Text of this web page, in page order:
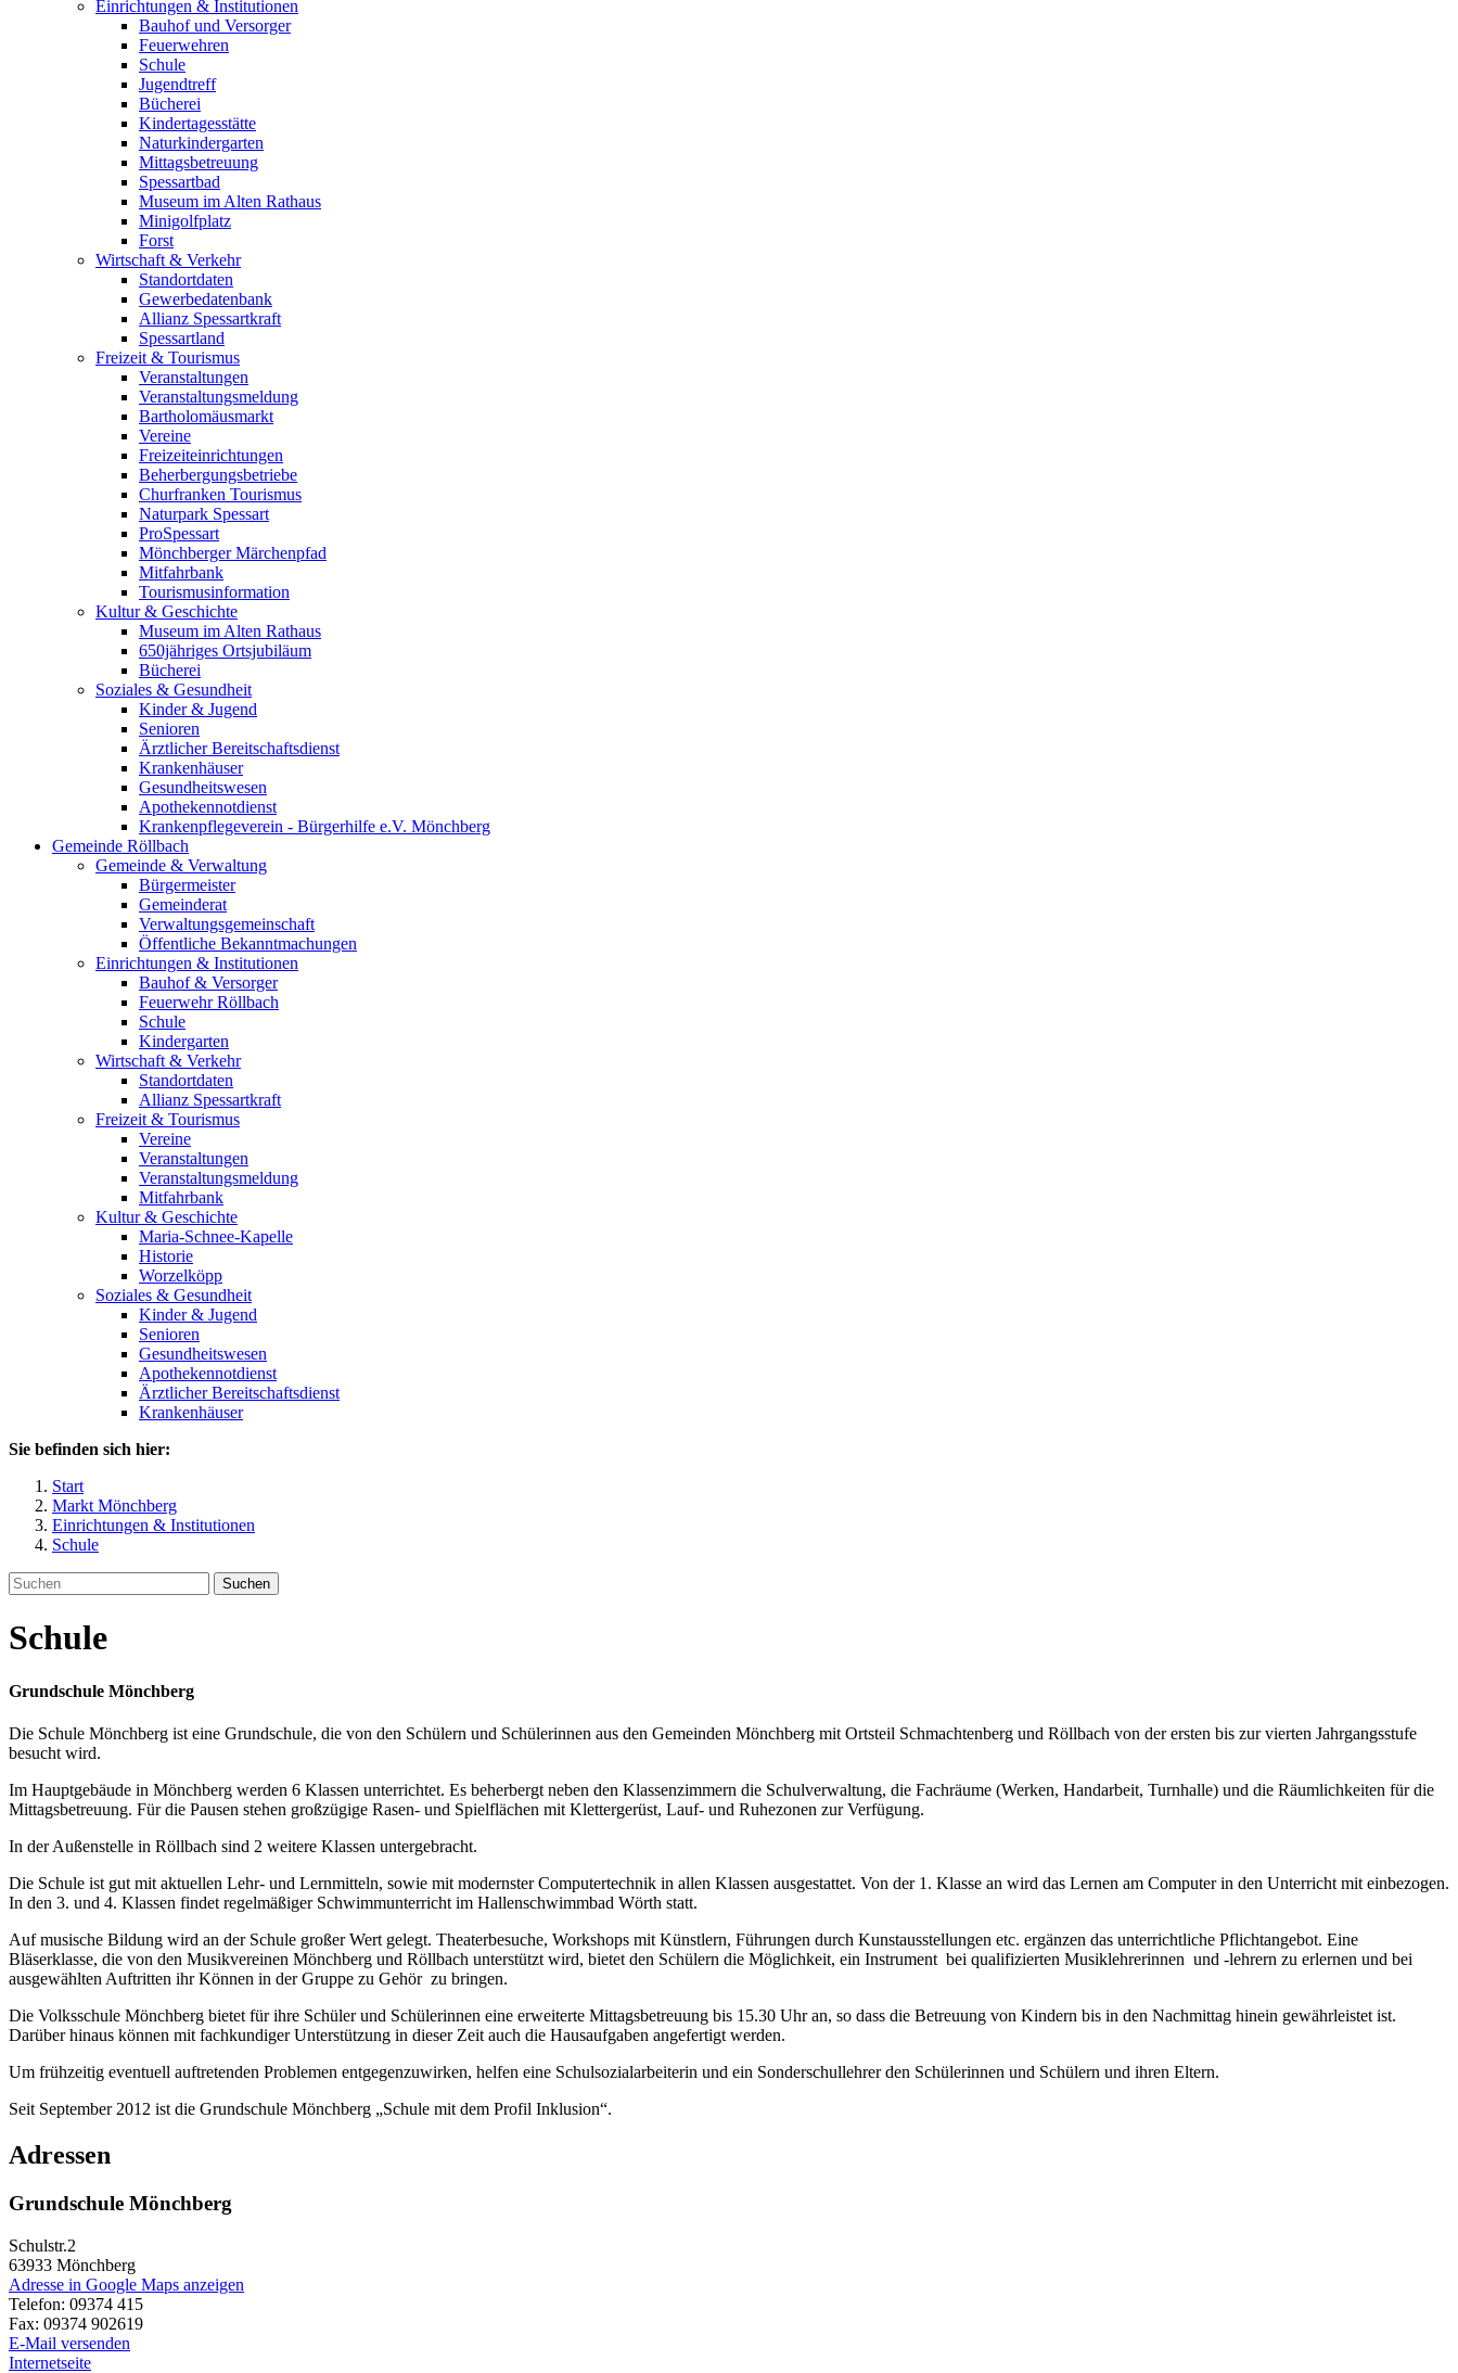
Einrichtungen & Institutionen
Bauhof und Versorger
Feuerwehren
Schule
Jugendtreff
Bücherei
Kindertagesstätte
Naturkindergarten
Mittagsbetreuung
Spessartbad
Museum im Alten Rathaus
Minigolfplatz
Forst
Wirtschaft & Verkehr
Standortdaten
Gewerbedatenbank
Allianz Spessartkraft
Spessartland
Freizeit & Tourismus
Veranstaltungen
Veranstaltungsmeldung
Bartholomäusmarkt
Vereine
Freizeiteinrichtungen
Beherbergungsbetriebe
Churfranken Tourismus
Naturpark Spessart
ProSpessart
Mönchberger Märchenpfad
Mitfahrbank
Tourismusinformation
Kultur & Geschichte
Museum im Alten Rathaus
650jähriges Ortsjubiläum
Bücherei
Soziales & Gesundheit
Kinder & Jugend
Senioren
Ärztlicher Bereitschaftsdienst
Krankenhäuser
Gesundheitswesen
Apothekennotdienst
Krankenpflegeverein - Bürgerhilfe e.V. Mönchberg
Gemeinde Röllbach
Gemeinde & Verwaltung
Bürgermeister
Gemeinderat
Verwaltungsgemeinschaft
Öffentliche Bekanntmachungen
Einrichtungen & Institutionen
Bauhof & Versorger
Feuerwehr Röllbach
Schule
Kindergarten
Wirtschaft & Verkehr
Standortdaten
Allianz Spessartkraft
Freizeit & Tourismus
Vereine
Veranstaltungen
Veranstaltungsmeldung
Mitfahrbank
Kultur & Geschichte
Maria-Schnee-Kapelle
Historie
Worzelköpp
Soziales & Gesundheit
Kinder & Jugend
Senioren
Gesundheitswesen
Apothekennotdienst
Ärztlicher Bereitschaftsdienst
Krankenhäuser
Sie befinden sich hier:
Start
Markt Mönchberg
Einrichtungen & Institutionen
Schule
Suchen
Schule
Grundschule Mönchberg
Die Schule Mönchberg ist eine Grundschule, die von den Schülern und Schülerinnen aus den Gemeinden Mönchberg mit Ortsteil Schmachtenberg und Röllbach von der ersten bis zur vierten Jahrgangsstufe
besucht wird.
Im Hauptgebäude in Mönchberg werden 6 Klassen unterrichtet. Es beherbergt neben den Klassenzimmern die Schulverwaltung, die Fachräume (Werken, Handarbeit, Turnhalle) und die Räumlichkeiten für die
Mittagsbetreuung. Für die Pausen stehen großzügige Rasen- und Spielflächen mit Klettergerüst, Lauf- und Ruhezonen zur Verfügung.
In der Außenstelle in Röllbach sind 2 weitere Klassen untergebracht.
Die Schule ist gut mit aktuellen Lehr- und Lernmitteln, sowie mit modernster Computertechnik in allen Klassen ausgestattet. Von der 1. Klasse an wird das Lernen am Computer in den Unterricht mit einbezogen.
In den 3. und 4. Klassen findet regelmäßiger Schwimmunterricht im Hallenschwimmbad Wörth statt.
Auf musische Bildung wird an der Schule großer Wert gelegt. Theaterbesuche, Workshops mit Künstlern, Führungen durch Kunstausstellungen etc. ergänzen das unterrichtliche Pflichtangebot. Eine
Bläserklasse, die von den Musikvereinen Mönchberg und Röllbach unterstützt wird, bietet den Schülern die Möglichkeit, ein Instrument bei qualifizierten Musiklehrerinnen und -lehrern zu erlernen und bei
ausgewählten Auftritten ihr Können in der Gruppe zu Gehör zu bringen.
Die Volksschule Mönchberg bietet für ihre Schüler und Schülerinnen eine erweiterte Mittagsbetreuung bis 15.30 Uhr an, so dass die Betreuung von Kindern bis in den Nachmittag hinein gewährleistet ist.
Darüber hinaus können mit fachkundiger Unterstützung in dieser Zeit auch die Hausaufgaben angefertigt werden.
Um frühzeitig eventuell auftretenden Problemen entgegenzuwirken, helfen eine Schulsozialarbeiterin und ein Sonderschullehrer den Schülerinnen und Schülern und ihren Eltern.
Seit September 2012 ist die Grundschule Mönchberg „Schule mit dem Profil Inklusion“.
Adressen
Grundschule Mönchberg
Schulstr.2
63933 Mönchberg
Adresse in Google Maps anzeigen
Telefon: 09374 415
Fax: 09374 902619
E-Mail versenden
Internetseite